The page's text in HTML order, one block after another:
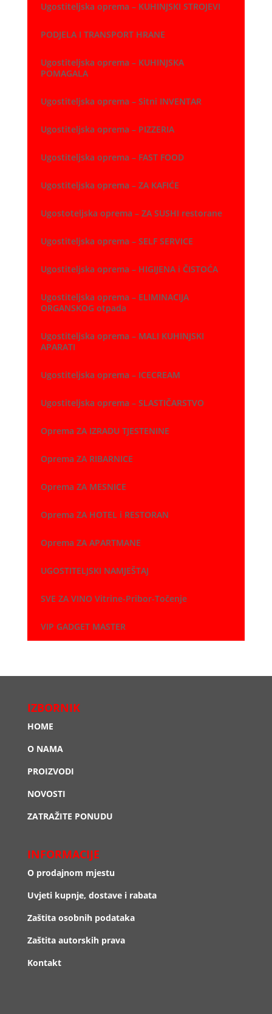
Ugostiteljska oprema – KUHINJSKI STROJEVI
PODJELA I TRANSPORT HRANE
Ugostiteljska oprema – KUHINJSKA
POMAGALA
Ugostiteljska oprema – Sitni INVENTAR
Ugostiteljska oprema – PIZZERIA
Ugostiteljska oprema – FAST FOOD
Ugostiteljska oprema – ZA KAFIĆE
Ugostoteljska oprema – ZA SUSHI restorane
Ugostiteljska oprema – SELF SERVICE
Ugostiteljska oprema – HIGIJENA i ČISTOĆA
Ugostiteljska oprema – ELIMINACIJA
ORGANSKOG otpada
Ugostiteljska oprema – MALI KUHINJSKI
APARATI
Ugostiteljska oprema – ICECREAM
Ugostiteljska oprema – SLASTIČARSTVO
Oprema ZA IZRADU TJESTENINE
Oprema ZA RIBARNICE
Oprema ZA MESNICE
Oprema ZA HOTEL i RESTORAN
Oprema ZA APARTMANE
UGOSTITELJSKI NAMJEŠTAJ
SVE ZA VINO Vitrine-Pribor-Točenje
VIP GADGET MASTER
IZBORNIK
HOME
O NAMA
PROIZVODI
NOVOSTI
ZATRAŽITE PONUDU
INFORMACIJE
O prodajnom mjestu
Uvjeti kupnje, dostave i rabata
Zaštita osobnih podataka
Zaštita autorskih prava
Kontakt